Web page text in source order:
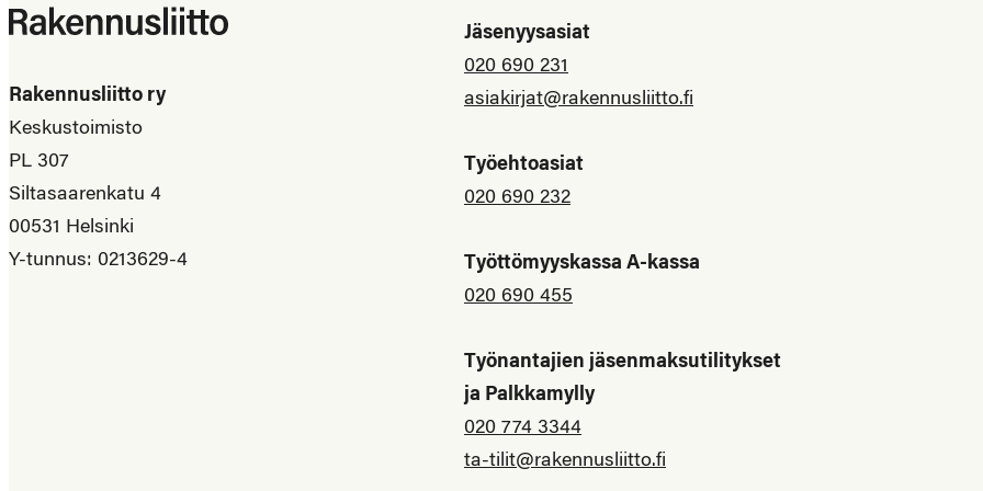
Rakennusliitto ry
Keskustoimisto
PL 307
Siltasaarenkatu 4
00531 Helsinki
Y-tunnus: 0213629-4
Jäsenyysasiat
020 690 231
asiakirjat@rakennusliitto.fi
Työehtoasiat
020 690 232
Työttömyyskassa A-kassa
020 690 455
Työnantajien jäsenmaksutilitykset
ja Palkkamylly
020 774 3344
ta-tilit@rakennusliitto.fi